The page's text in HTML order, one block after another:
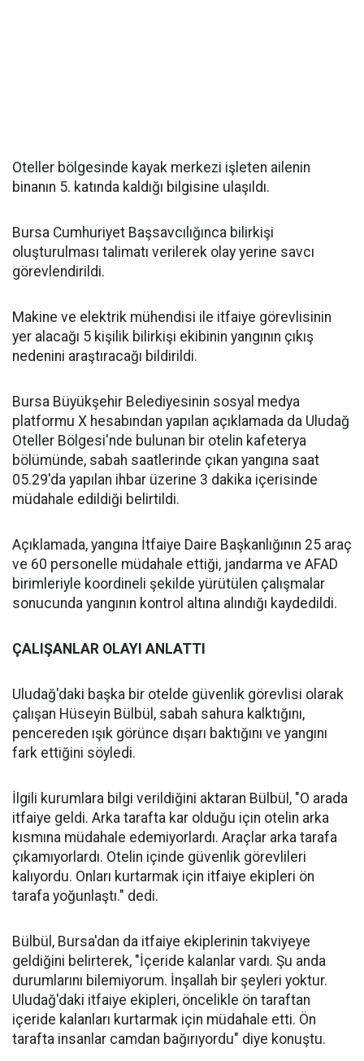
Oteller bölgesinde kayak merkezi işleten ailenin
binanın 5. katında kaldığı bilgisine ulaşıldı.
Bursa Cumhuriyet Başsavcılığınca bilirkişi
oluşturulması talimatı verilerek olay yerine savcı
görevlendirildi.
Makine ve elektrik mühendisi ile itfaiye görevlisinin
yer alacağı 5 kişilik bilirkişi ekibinin yangının çıkış
nedenini araştıracağı bildirildi.
Bursa Büyükşehir Belediyesinin sosyal medya
platformu X hesabından yapılan açıklamada da Uludağ
Oteller Bölgesi'nde bulunan bir otelin kafeterya
bölümünde, sabah saatlerinde çıkan yangına saat
05.29'da yapılan ihbar üzerine 3 dakika içerisinde
müdahale edildiği belirtildi.
Açıklamada, yangına İtfaiye Daire Başkanlığının 25 araç
ve 60 personelle müdahale ettiği, jandarma ve AFAD
birimleriyle koordineli şekilde yürütülen çalışmalar
sonucunda yangının kontrol altına alındığı kaydedildi.
ÇALIŞANLAR OLAYI ANLATTI
Uludağ'daki başka bir otelde güvenlik görevlisi olarak
çalışan Hüseyin Bülbül, sabah sahura kalktığını,
pencereden ışık görünce dışarı baktığını ve yangını
fark ettiğini söyledi.
İlgili kurumlara bilgi verildiğini aktaran Bülbül, "O arada
itfaiye geldi. Arka tarafta kar olduğu için otelin arka
kısmına müdahale edemiyorlardı. Araçlar arka tarafa
çıkamıyorlardı. Otelin içinde güvenlik görevlileri
kalıyordu. Onları kurtarmak için itfaiye ekipleri ön
tarafa yoğunlaştı." dedi.
Bülbül, Bursa'dan da itfaiye ekiplerinin takviyeye
geldiğini belirterek, "İçeride kalanlar vardı. Şu anda
durumlarını bilemiyorum. İnşallah bir şeyleri yoktur.
Uludağ'daki itfaiye ekipleri, öncelikle ön taraftan
içeride kalanları kurtarmak için müdahale etti. Ön
tarafta insanlar camdan bağırıyordu" diye konuştu.